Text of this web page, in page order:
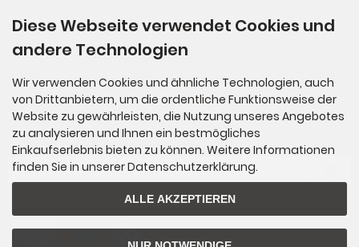
Nachnahme (in Österreich)
Rechnung (für Stammkunden)
Newsletter-Anmeldung
E-Mail-Adresse:
Der Newsletter kann jederzeit hier oder in Ihrem Kundenkonto abbestellt werden.
Diese Webseite verwendet Cookies und
andere Technologien
Wir verwenden Cookies und ähnliche Technologien, auch
von Drittanbietern, um die ordentliche Funktionsweise der
Website zu gewährleisten, die Nutzung unseres Angebotes
zu analysieren und Ihnen ein bestmögliches
Einkaufserlebnis bieten zu können. Weitere Informationen
finden Sie in unserer Datenschutzerklärung.
ALLE AKZEPTIEREN